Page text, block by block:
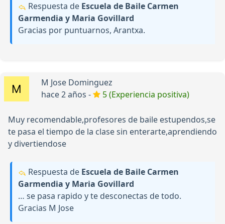
Respuesta de Escuela de Baile Carmen
Garmendia y Maria Govillard
Gracias por puntuarnos, Arantxa.
M Jose Dominguez
hace 2 años -
5 (Experiencia positiva)
Muy recomendable,profesores de baile estupendos,se
te pasa el tiempo de la clase sin enterarte,aprendiendo
y divertiendose
Respuesta de Escuela de Baile Carmen
Garmendia y Maria Govillard
… se pasa rapido y te desconectas de todo.
Gracias M Jose